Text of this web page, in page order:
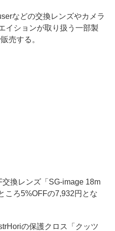
などの交換レンズやカメラ
イションが取り扱う一部製
売する。
換レンズ「SG-image 18m
ころ5%OFFの7,932円とな
の保護クロス「クッツ